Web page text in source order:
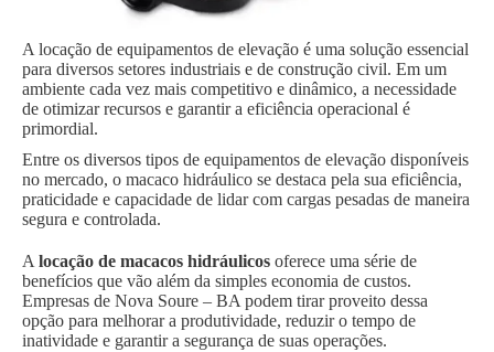
A locação de equipamentos de elevação é uma solução essencial
para diversos setores industriais e de construção civil. Em um
ambiente cada vez mais competitivo e dinâmico, a necessidade
de otimizar recursos e garantir a eficiência operacional é
primordial.
Entre os diversos tipos de equipamentos de elevação disponíveis
no mercado, o macaco hidráulico se destaca pela sua eficiência,
praticidade e capacidade de lidar com cargas pesadas de maneira
segura e controlada.
A locação de macacos hidráulicos oferece uma série de
benefícios que vão além da simples economia de custos.
Empresas de Nova Soure – BA podem tirar proveito dessa
opção para melhorar a produtividade, reduzir o tempo de
inatividade e garantir a segurança de suas operações.